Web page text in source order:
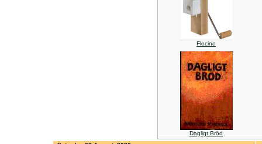
Flocino
Dagligt Bröd